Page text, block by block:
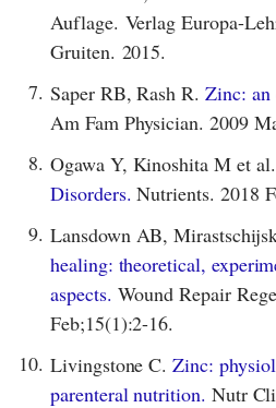
Auflage. Verlag Europa-
Gruiten. 2015.
7. Saper RB, Rash R.Zinc: an
Am Fam Physician. 2009
8. Ogawa Y, Kinoshita M et al.
Disorders. Nutrients. 2018
9. Lansdown AB,
healing: theoretical,
aspects. Wound Repair
Feb;15(1):2-16.
10. Livingstone C.Zinc:
parenteral nutrition. Nutr